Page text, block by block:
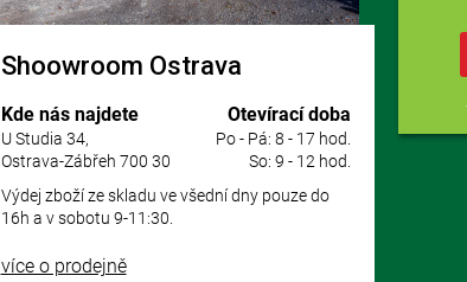
Shoowroom Ostrava
Kde nás najdete
U Studia 34,
Ostrava-Zábřeh 700 30
Otevírací doba
Po - Pá: 8 - 17 hod.
So: 9 - 12 hod.
Výdej zboží ze skladu ve všední dny pouze do
16h a v sobotu 9-11:30.
více o prodejně